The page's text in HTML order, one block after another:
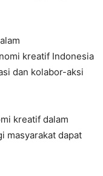
kreatif Indonesia
dan kolabor-aksi
kreatif dalam
masyarakat dapat